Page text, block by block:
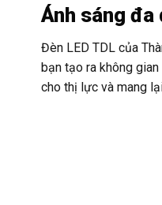
Ánh sáng đa
Đèn LED TDL của
bạn tạo ra không
cho thị lực và mang